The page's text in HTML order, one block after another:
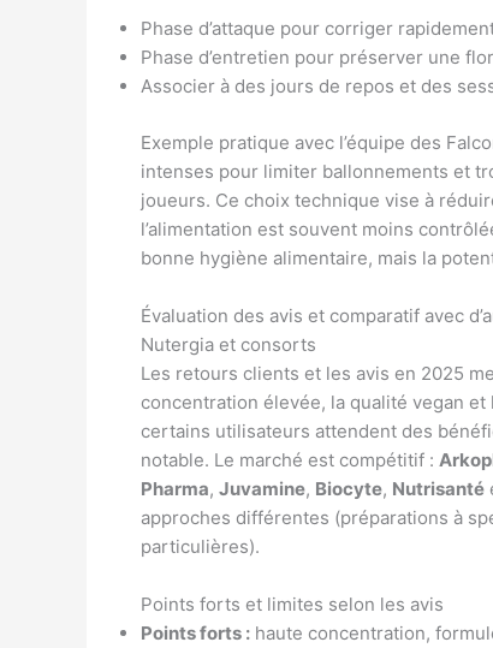
Phase d’attaque pour corriger
Phase d’entretien pour préserver une
Associer à des jours de repos et des
Exemple pratique avec l’équipe des
intenses pour limiter ballonnements et
joueurs. Ce choix technique vise à
l’alimentation est souvent moins
bonne hygiène alimentaire, mais la
Évaluation des avis et comparatif avec
Nutergia et consorts
Les retours clients et les avis en 2025
concentration élevée, la qualité vegan et
certains utilisateurs attendent des
notable. Le marché est compétitif :
Pharma, Juvamine, Biocyte, Nutrisanté
approches différentes (préparations à
particulières).
Points forts et limites selon les avis
Points forts : haute concentration,